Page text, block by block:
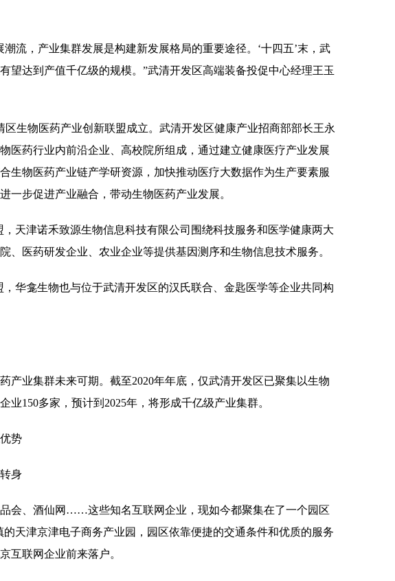
，产业集群发展是构建新发展格局的重要途径。‘十四五’末，武
望达到产值千亿级的规模。”武清开发区高端装备投促中心经理王玉
物医药产业创新联盟成立。武清开发区健康产业招商部部长王永
医药行业内前沿企业、高校院所组成，通过建立健康医疗产业发展
生物医药产业链产学研资源，加快推动医疗大数据作为生产要素服
一步促进产业融合，带动生物医药产业发展。
津诺禾致源生物信息科技有限公司围绕科技服务和医学健康两大
、医药研发企业、农业企业等提供基因测序和生物信息技术服务。
龛生物也与位于武清开发区的汉氏联合、金匙医学等企业共同构
业集群未来可期。截至2020年年底，仅武清开发区已聚集以生物
业150多家，预计到2025年，将形成千亿级产业集群。
势
身
、酒仙网……这些知名互联网企业，现如今都聚集在了一个园区
天津京津电子商务产业园，园区依靠便捷的交通条件和优质的服务
互联网企业前来落户。